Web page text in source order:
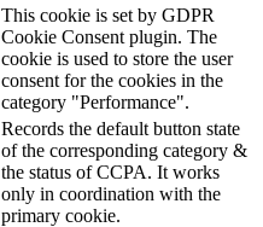
This cookie is set by GDPR
Cookie Consent plugin. The
cookie is used to store the user
consent for the cookies in the
category "Performance".
Records the default button state
of the corresponding category &
the status of CCPA. It works
only in coordination with the
primary cookie.